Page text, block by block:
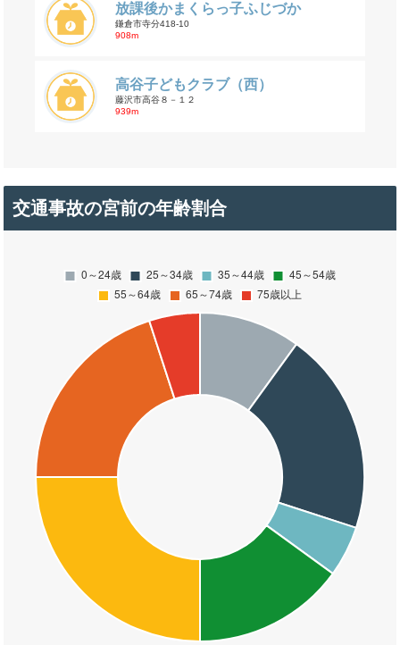
放課後かまくらっ子ふじづか
鎌倉市寺分418-10
908m
高谷子どもクラブ（西）
藤沢市高谷８－１２
939m
交通事故の宮前の年齢割合